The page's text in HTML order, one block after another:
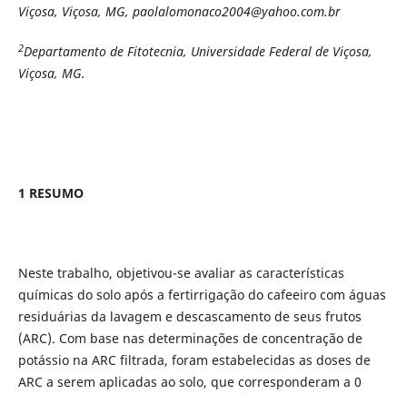
Viçosa, Viçosa, MG, paolalomonaco2004@yahoo.com.br
2Departamento de Fitotecnia, Universidade Federal de Viçosa,
Viçosa, MG.
1 RESUMO
Neste trabalho, objetivou-se avaliar as características
químicas do solo após a fertirrigação do cafeeiro com águas
residuárias da lavagem e descascamento de seus frutos
(ARC). Com base nas determinações de concentração de
potássio na ARC filtrada, foram estabelecidas as doses de
ARC a serem aplicadas ao solo, que corresponderam a 0